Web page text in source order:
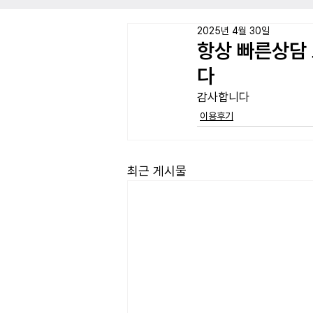
항상 빠른상
다
2025년 4월 30일
감사합니다
이용후기
최근 게시물